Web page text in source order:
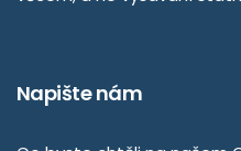
Napište nám